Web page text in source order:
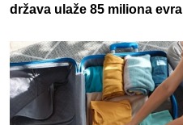
država ulaže 85 miliona evra